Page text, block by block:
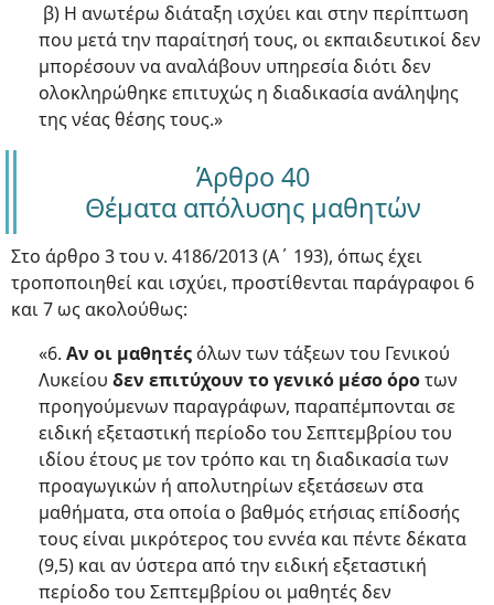
β) Η ανωτέρω διάταξη ισχύει και στην περίπτωση
που μετά την παραίτησή τους, οι εκπαιδευτικοί δεν
μπορέσουν να αναλάβουν υπηρεσία διότι δεν
ολοκληρώθηκε επιτυχώς η διαδικασία ανάληψης
της νέας θέσης τους.»
Άρθρο 40
Θέματα απόλυσης μαθητών
Στο άρθρο 3 του ν. 4186/2013 (Α΄ 193), όπως έχει
τροποποιηθεί και ισχύει, προστίθενται παράγραφοι 6
και 7 ως ακολούθως:
«6. Αν οι μαθητές όλων των τάξεων του Γενικού
Λυκείου δεν επιτύχουν το γενικό μέσο όροτων
προηγούμενων παραγράφων, παραπέμπονται σε
ειδική εξεταστική περίοδο του Σεπτεμβρίου του
ιδίου έτους με τον τρόπο και τη διαδικασία των
προαγωγικών ή απολυτηρίων εξετάσεων στα
μαθήματα, στα οποία ο βαθμός ετήσιας επίδοσής
τους είναι μικρότερος του εννέα και πέντε δέκατα
(9,5) και αν ύστερα από την ειδική εξεταστική
περίοδο του Σεπτεμβρίου οι μαθητές δεν